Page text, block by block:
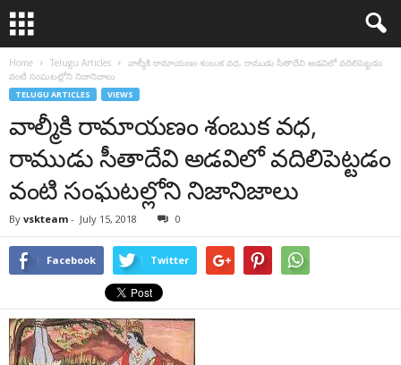
Home Telugu Articles
వాల్మీకి రామాయణం శంబుక వధ, రాముడు సీతాదేవి అడవిలో వదిలిపెట్టడం
వంటి సంఘటల్లోని నిజానిజాలు
TELUGU ARTICLES VIEWS
వాల్మీకి రామాయణం శంబుక వధ,
రాముడు సీతాదేవి అడవిలో వదిలిపెట్టడం
వంటి సంఘటల్లోని నిజానిజాలు
By vskteam - July 15, 2018 0
Facebook Twitter